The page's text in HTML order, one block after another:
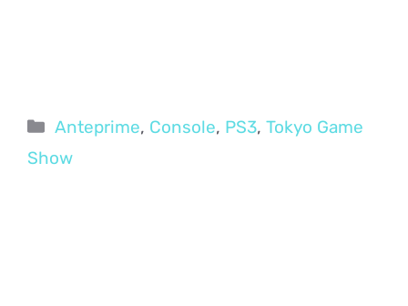
Categorie
Anteprime, Console, PS3,Tokyo Game
Show